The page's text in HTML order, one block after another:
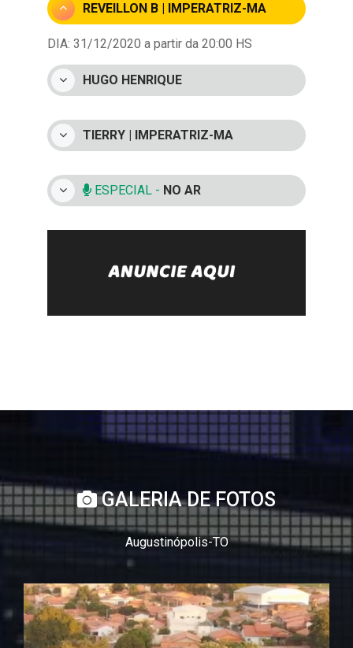
REVEILLON B | IMPERATRIZ-MA
DIA: 31/12/2020 a partir da 20:00 HS
HUGO HENRIQUE
TIERRY | IMPERATRIZ-MA
ESPECIAL - NO AR
GALERIA DE FOTOS
Augustinópolis-TO